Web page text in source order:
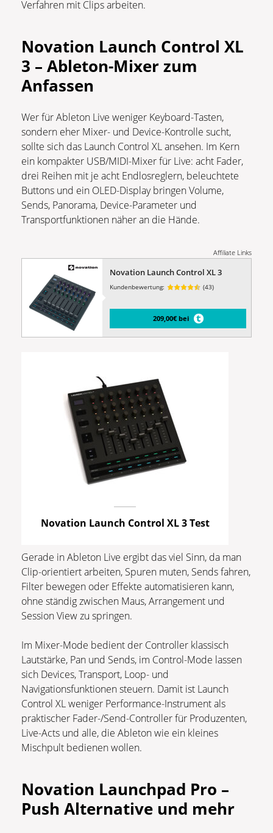
Verfahren mit Clips arbeiten.
Novation Launch Control XL
3 – Ableton-Mixer zum
Anfassen
Wer für Ableton Live weniger Keyboard-Tasten,
sondern eher Mixer- und Device-Kontrolle sucht,
sollte sich das Launch Control XL ansehen. Im Kern
ein kompakter USB/MIDI-Mixer für Live: acht Fader,
drei Reihen mit je acht Endlosreglern, beleuchtete
Buttons und ein OLED-Display bringen Volume,
Sends, Panorama, Device-Parameter und
Transportfunktionen näher an die Hände.
Affiliate Links
Novation Launch Control XL 3
Kundenbewertung: (43)
209,00€ bei
Novation Launch Control XL 3 Test
Gerade in Ableton Live ergibt das viel Sinn, da man
Clip-orientiert arbeiten, Spuren muten, Sends fahren,
Filter bewegen oder Effekte automatisieren kann,
ohne ständig zwischen Maus, Arrangement und
Session View zu springen.
Im Mixer-Mode bedient der Controller klassisch
Lautstärke, Pan und Sends, im Control-Mode lassen
sich Devices, Transport, Loop- und
Navigationsfunktionen steuern. Damit ist Launch
Control XL weniger Performance-Instrument als
praktischer Fader-/Send-Controller für Produzenten,
Live-Acts und alle, die Ableton wie ein kleines
Mischpult bedienen wollen.
Novation Launchpad Pro –
Push Alternative und mehr